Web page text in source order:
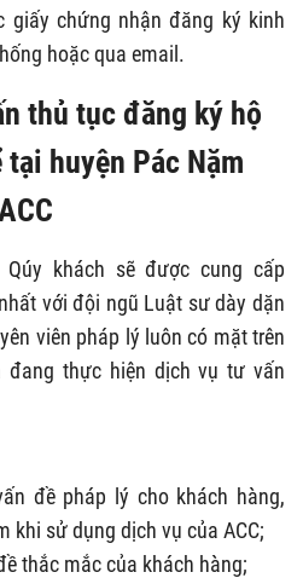
giấy chứng nhận đăng ký kinh
hoặc qua email.
thủ tục đăng ký hộ
huyện Pác Nặm
khách sẽ được cung cấp
với đội ngũ Luật sư dày dặn
viên pháp lý luôn có mặt trên
thực hiện dịch vụ tư vấn
đề pháp lý cho khách hàng,
khi sử dụng dịch vụ của ACC;
thắc mắc của khách hàng;